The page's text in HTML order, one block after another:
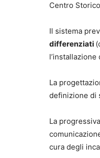
Centro
Il sistema
differenziati
La
definizione di
La
cura degli